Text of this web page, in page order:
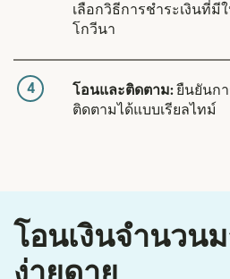
เลือกวิธีการชำระเงินที่มี
โกวีนา
4 โอนและติดตาม:ยืนยันก
ติดตามได้แบบเรียลไทม์
โอนเงินจำนวน
ง่ายดาย